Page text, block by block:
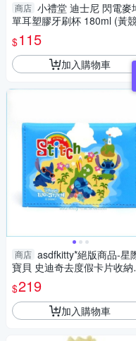
商店 小禮堂 迪士尼 閃電麥
單耳塑膠牙刷杯 180ml (黃
賽) 4973307-467592
$115
加入購物車
商店 asdfkitty*絕版商品-星
寶貝 史迪奇去度假卡片收納
信用卡夾-日本製
$219
加入購物車